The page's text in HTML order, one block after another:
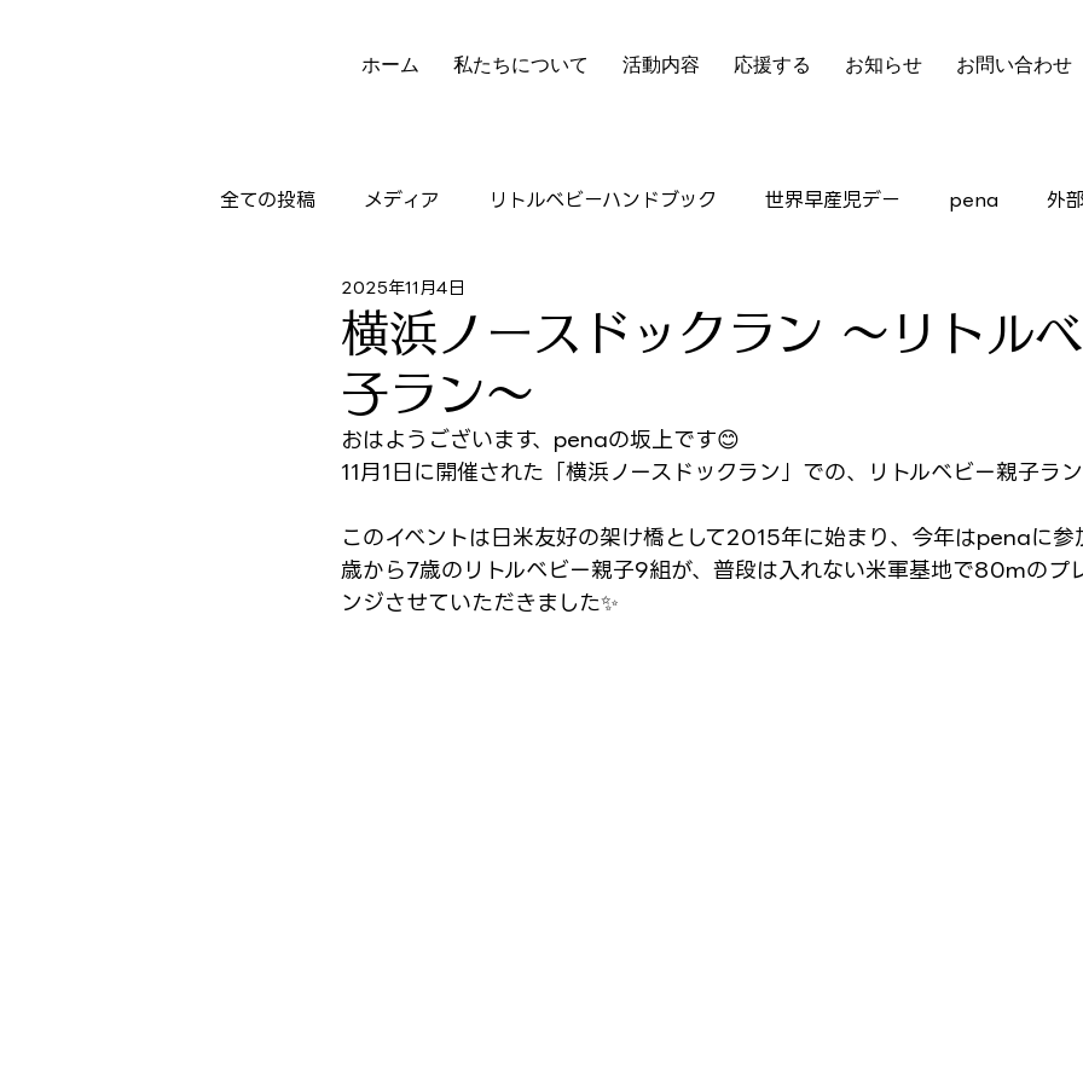
ホーム 私たちについて 活動内容 応援する お知らせ お問い合わせ
全ての投稿 メディア リトルベビーハンドブック 世界早産児デー pena 外
ニュースレター 実績
横浜ノースドックラン 〜リトル
子ラン〜
2025年11月4日
おはようございます、penaの坂上です😊
11月1日に開催された「横浜ノースドックラン」での、リトルベビー親子ラ
このイベントは日米友好の架け橋として2015年に始まり、今年はpenaに参
歳から7歳のリトルベビー親子9組が、普段は入れない米軍基地で80mのプ
ンジさせていただきました✨